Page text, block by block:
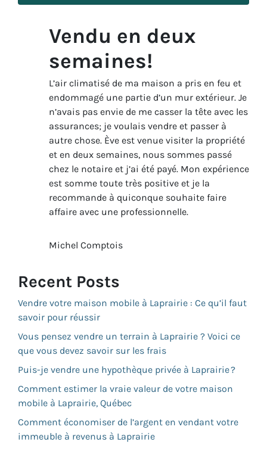
Vendu en deux
semaines!
L’air climatisé de ma maison a pris en feu et
endommagé une partie d’un mur extérieur. Je
n’avais pas envie de me casser la tête avec les
assurances; je voulais vendre et passer à
autre chose. Ève est venue visiter la propriété
et en deux semaines, nous sommes passé
chez le notaire et j’ai été payé. Mon expérience
est somme toute très positive et je la
recommande à quiconque souhaite faire
affaire avec une professionnelle.
Michel Comptois
Recent Posts
Vendre votre maison mobile à Laprairie : Ce qu’il faut
savoir pour réussir
Vous pensez vendre un terrain à Laprairie ? Voici ce
que vous devez savoir sur les frais
Puis-je vendre une hypothèque privée à Laprairie ?
Comment estimer la vraie valeur de votre maison
mobile à Laprairie, Québec
Comment économiser de l’argent en vendant votre
immeuble à revenus à Laprairie